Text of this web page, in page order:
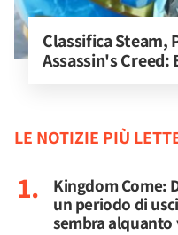
Classifica
Assassin's Creed:
LE NOTIZIE PIÙ
Kingdom Come:
un periodo di
sembra alquanto